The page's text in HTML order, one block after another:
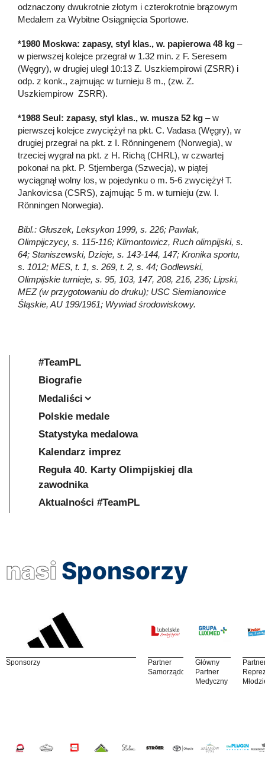
odznaczony dwukrotnie złotym i czterokrotnie brązowym
Medalem za Wybitne Osiągnięcia Sportowe.
*1980 Moskwa: zapasy, styl klas., w. papierowa 48 kg –
w pierwszej kolejce przegrał w 1.32 min. z F. Seresem
(Węgry), w drugiej uległ 10:13 Z. Uszkiempirowi (ZSRR) i
odp. z konk., zajmując w turnieju 8 m., (zw. Z.
Uszkiempirow ZSRR).
*1988 Seul: zapasy, styl klas., w. musza 52 kg – w
pierwszej kolejce zwyciężył na pkt. C. Vadasa (Węgry), w
drugiej przegrał na pkt. z I. Rönningenem (Norwegia), w
trzeciej wygrał na pkt. z H. Richą (CHRL), w czwartej
pokonał na pkt. P. Stjernberga (Szwecja), w piątej
wyciągnął wolny los, w pojedynku o m. 5-6 zwyciężył T.
Jankovicsa (CSRS), zajmując 5 m. w turnieju (zw. I.
Rönningen Norwegia).
Bibl.: Głuszek, Leksykon 1999, s. 226; Pawlak,
Olimpijczycy, s. 115-116; Klimontowicz, Ruch olimpijski, s.
64; Staniszewski, Dzieje, s. 143-144, 147; Kronika sportu,
s. 1012; MES, t. 1, s. 269, t. 2, s. 44; Godlewski,
Olimpijskie turnieje, s. 95, 103, 147, 208, 216, 236; Lipski,
MEZ (w przygotowaniu do druku); USC Siemianowice
Śląskie, AU 199/1961; Wywiad środowiskowy.
#TeamPL
Biografie
Medaliści
Polskie medale
Statystyka medalowa
Kalendarz imprez
Reguła 40. Karty Olimpijskiej dla
zawodnika
Aktualności #TeamPL
nasi Sponsorzy
Sponsorzy
Partner
Samorządowy
Główny
Partner
Medyczny